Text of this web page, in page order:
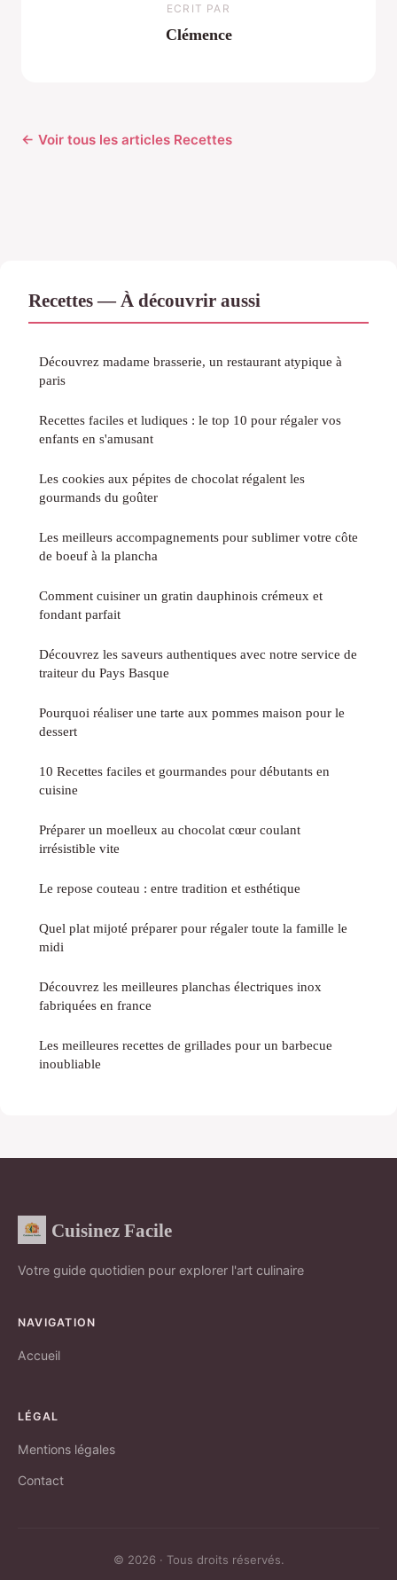
ECRIT PAR
Clémence
← Voir tous les articles Recettes
Recettes — À découvrir aussi
Découvrez madame brasserie, un restaurant atypique à
paris
Recettes faciles et ludiques : le top 10 pour régaler vos
enfants en s'amusant
Les cookies aux pépites de chocolat régalent les
gourmands du goûter
Les meilleurs accompagnements pour sublimer votre côte
de boeuf à la plancha
Comment cuisiner un gratin dauphinois crémeux et
fondant parfait
Découvrez les saveurs authentiques avec notre service de
traiteur du Pays Basque
Pourquoi réaliser une tarte aux pommes maison pour le
dessert
10 Recettes faciles et gourmandes pour débutants en
cuisine
Préparer un moelleux au chocolat cœur coulant
irrésistible vite
Le repose couteau : entre tradition et esthétique
Quel plat mijoté préparer pour régaler toute la famille le
midi
Découvrez les meilleures planchas électriques inox
fabriquées en france
Les meilleures recettes de grillades pour un barbecue
inoubliable
Cuisinez Facile
Votre guide quotidien pour explorer l'art culinaire
NAVIGATION
Accueil
LÉGAL
Mentions légales
Contact
© 2026 · Tous droits réservés.